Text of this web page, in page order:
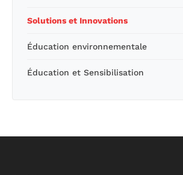
Solutions et Innovations
Éducation environnementale
Éducation et Sensibilisation